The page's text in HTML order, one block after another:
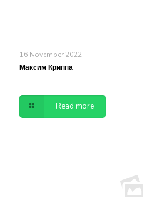
16 November 2022
Максим Криппа
Read more